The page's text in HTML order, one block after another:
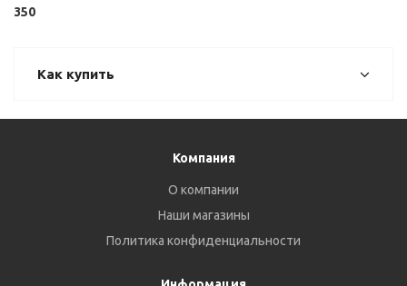
350
Как купить
Компания
О компании
Наши магазины
Политика конфиденциальности